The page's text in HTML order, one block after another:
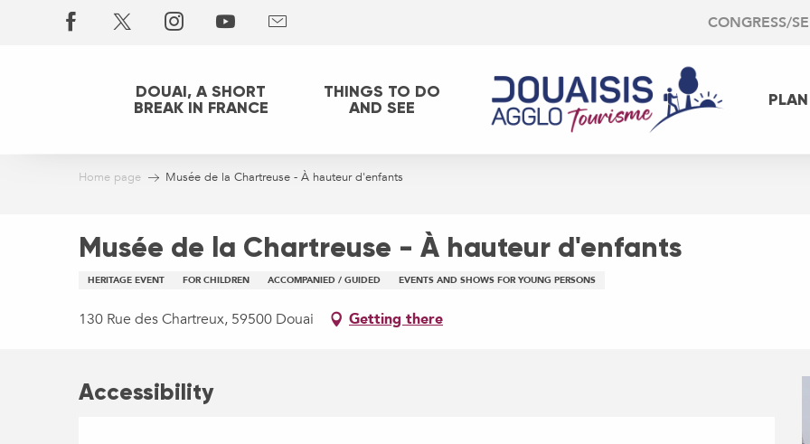
CONGRESS/
DOUAI, A SHORT
BREAK IN FRANCE
THINGS TO DO
AND SEE
Home page Musée de la Chartreuse - À hauteur d'enfants
Musée de la Chartreuse - À hauteur d'enfants
HERITAGE EVENT FOR CHILDREN ACCOMPANIED / GUIDED EVENTS AND SHOWS FOR YOUNG PERSONS
130 Rue des Chartreux, 59500 Douai Getting there
Accessibility